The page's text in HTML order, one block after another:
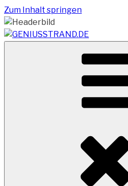
Zum Inhalt springen
Vom Geniusstrand zum
Terminal Wilhelmshaven